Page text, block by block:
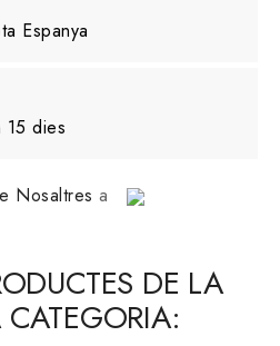
Espanya
15 dies
Nosaltres a
DE LA